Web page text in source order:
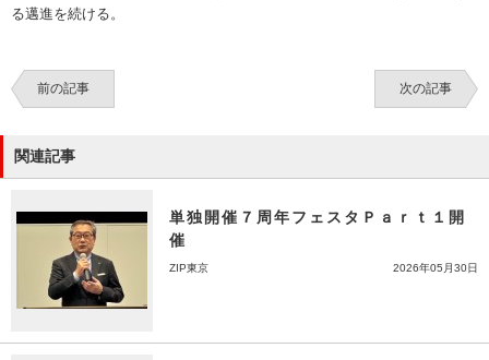
る邁進を続ける。
前の記事 次の記事
関連記事
単独開催７周年フェスタＰａｒｔ１開
催
ZIP東京 2026年05月30日